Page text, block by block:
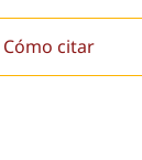
Cómo citar